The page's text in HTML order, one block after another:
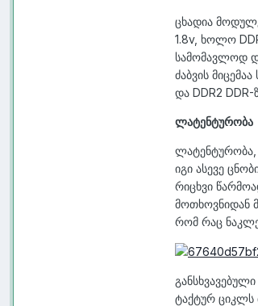
ცხადია
1.8v, ხოლო
სამომავლოდ
ძაბვის
და DDR2 DDR-
ლატენტურობა
ლატენტურობა,
იგი ასევე
რიცხვი
მოთხოვნიდან
რომ რაც
ტაქტურ ციკლს